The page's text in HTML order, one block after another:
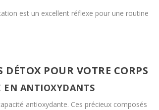
est un excellent réflexe pour une routine
POUR VOTRE CORPS
EN ANTIOXYDANTS
antioxydante. Ces précieux composés